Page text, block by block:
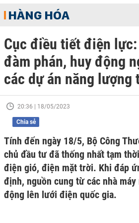
HÀNG HÓA
Cục điều tiết điện
đàm phán, huy động
các dự án năng lượng
20:36 | 18/05/2023
Chia sẻ
Tính đến ngày 18/5, Bộ Công
chủ đầu tư đã thống nhất tạm
điện gió, điện mặt trời. Khi đáp
định, nguồn cung từ các nhà
động lên lưới điện quốc gia.